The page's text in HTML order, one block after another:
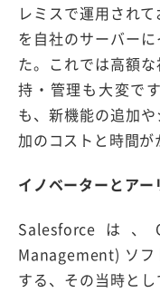
レミスで運用され
を自社のサーバー
た。これでは高額
持・管理も大変で
も、新機能の追加
加のコストと時間が
イノベーターとア
Salesforceは、
Management) ソフ
する、その当時と